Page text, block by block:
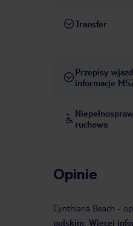
Transfer
Przepisy
informacje
ruchowa
Opinie
Cynthiana Beach -
polskim. Więcej